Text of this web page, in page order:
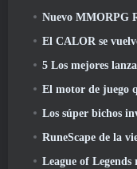
Nuevo MMORPG Ragnarok
El CALOR se vuelve más
5 Los mejores lanzamientos
El motor de juego que impulsa el
Los súper bichos invaden
RuneScape de la vieja escuela lanza la
League of